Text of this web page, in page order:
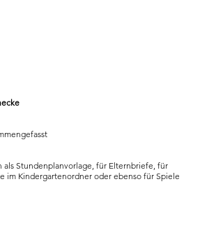
Stundenplanvorlage, für Elternbriefe, für
im Kindergartenordner oder ebenso für Spiele